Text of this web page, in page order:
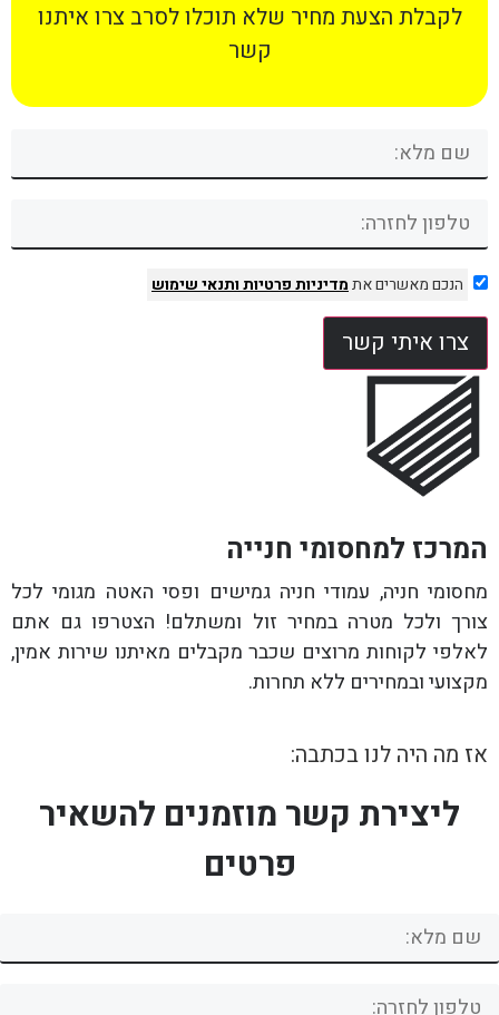
לקבלת הצעת מחיר שלא תוכלו לסרב צרו איתנו
קשר
הנכם מאשרים אתמדיניות פרטיותותנאי שימוש
צרו איתי קשר
המרכז למחסומי חנייה
מחסומי חניה, עמודי חניה גמישים ופסי האטה מגומי לכל
צורך ולכל מטרה במחיר זול ומשתלם! הצטרפו גם אתם
לאלפי לקוחות מרוצים שכבר מקבלים מאיתנו שירות אמין,
מקצועי ובמחירים ללא תחרות.
אז מה היה לנו בכתבה:
ליצירת קשר מוזמנים להשאיר
פרטים